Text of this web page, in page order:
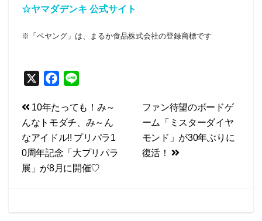
☆ヤマダデンキ 公式サイト
※「ペヤング」は、まるか食品株式会社の登録商標です
c
e
b
o
o
n
e
投
稿
ナ
ビ
ファン待望のボードゲ
ーム「ミスターダイヤ
モンド」が30年ぶりに
復活！
10年たっても！み～
んなトモダチ、み～ん
なアイドル!! プリパラ1
0周年記念「大プリパラ
展」が8月に開催♡